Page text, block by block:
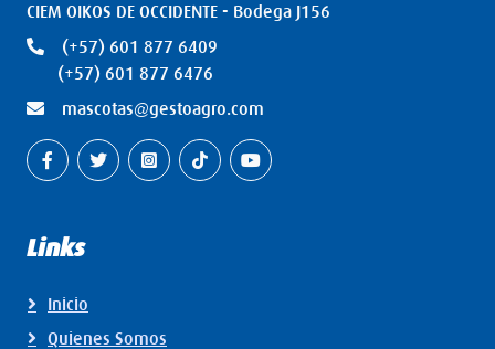
CIEM OIKOS DE OCCIDENTE - Bodega J156
(+57) 601 877 6409
(+57) 601 877 6476
mascotas@gestoagro.com
Links
Inicio
Quienes Somos